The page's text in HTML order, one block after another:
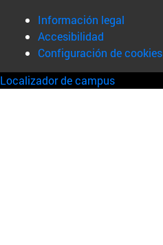
Información legal
Accesibilidad
Configuración de cookies
Localizador de campus